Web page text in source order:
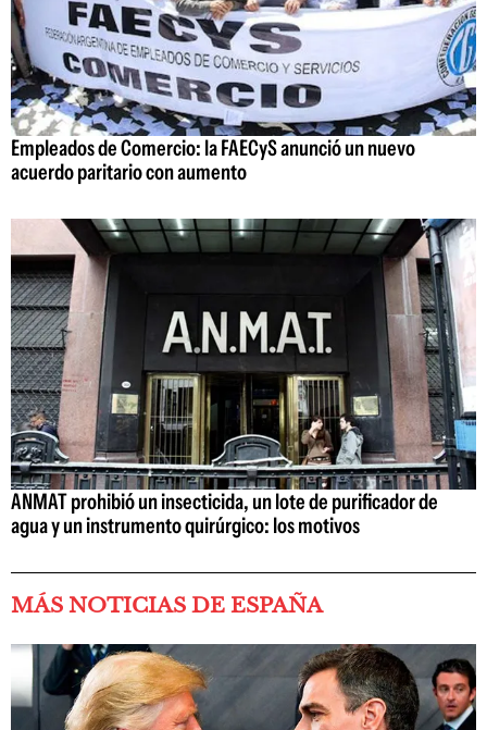
Empleados de Comercio: la FAECyS anunció un nuevo
acuerdo paritario con aumento
ANMAT prohibió un insecticida, un lote de purificador de
agua y un instrumento quirúrgico: los motivos
MÁS NOTICIAS DE ESPAÑA